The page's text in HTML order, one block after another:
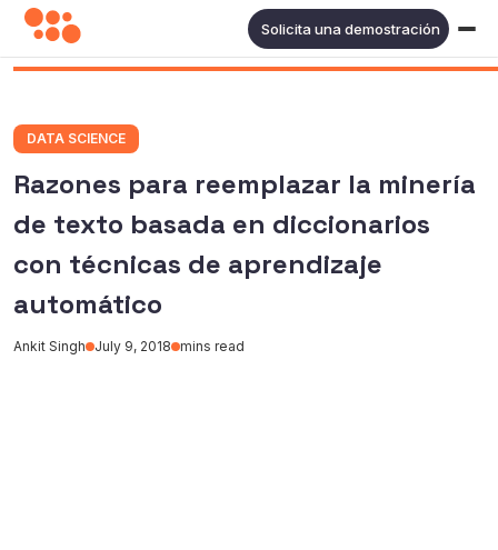
Solicita una demostración
DATA SCIENCE
Razones para reemplazar la minería
de texto basada en diccionarios
con técnicas de aprendizaje
automático
Ankit Singh July 9, 2018 mins read